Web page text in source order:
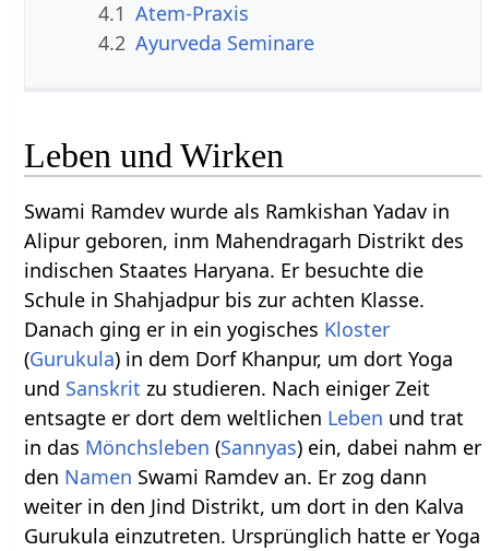
4.1 Atem-Praxis
4.2 Ayurveda Seminare
Leben und Wirken
Swami Ramdev wurde als Ramkishan Yadav in
Alipur geboren, inm Mahendragarh Distrikt des
indischen Staates Haryana. Er besuchte die
Schule in Shahjadpur bis zur achten Klasse.
Danach ging er in ein yogisches Kloster
(Gurukula) in dem Dorf Khanpur, um dort Yoga
und Sanskrit zu studieren. Nach einiger Zeit
entsagte er dort dem weltlichen Leben und trat
in das Mönchsleben (Sannyas) ein, dabei nahm er
den Namen Swami Ramdev an. Er zog dann
weiter in den Jind Distrikt, um dort in den Kalva
Gurukula einzutreten. Ursprünglich hatte er Yoga